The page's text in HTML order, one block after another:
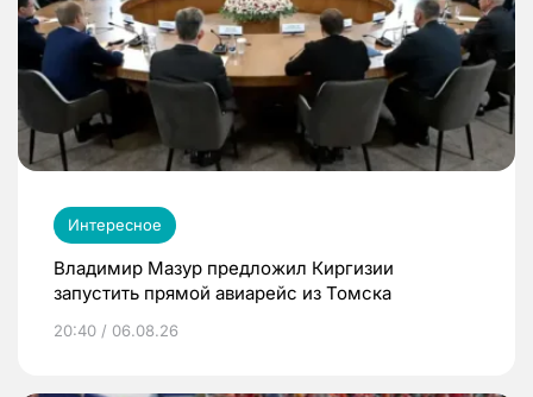
Интересное
Владимир Мазур предложил Киргизии
запустить прямой авиарейс из Томска
20:40 / 06.08.26